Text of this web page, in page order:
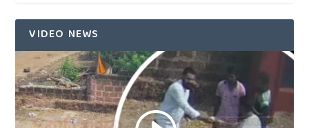
VIDEO NEWS